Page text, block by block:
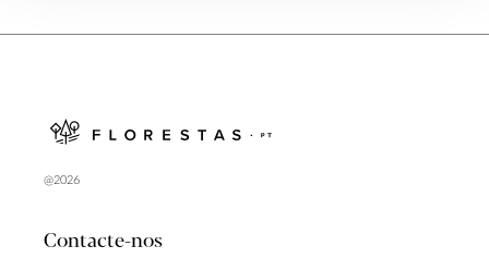
@2026
Contacte-nos